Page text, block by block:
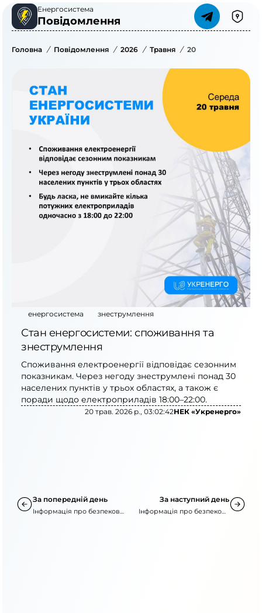
Енергосистема
Повідомлення
Головна / Повідомлення / 2026 / Травня / 20
енергосистема знеструмлення
Стан енергосистеми: споживання та
знеструмлення
Споживання електроенергії відповідає сезонним
показникам. Через негоду знеструмлені понад 30
населених пунктів у трьох областях, а також є
поради щодо електроприладів 18:00–22:00.
20 трав. 2026 р., 03:02:42НЕК «Укренерго»
За попередній день
Інформація про безпекову
За наступний день
Інформація про безпекову